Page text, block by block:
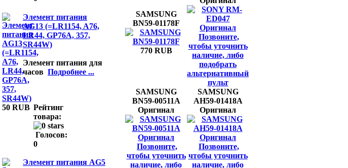
Элемент питания
AG13 (=LR1154, A76,
LR44, GP76A, 357,
SR44W)
Элемент питания для
часовПодробнее ...
50 RUB Рейтинг
товара:
Голосов:
0
Элемент питания AG5
SAMSUNG
BN59-01178F
770 RUB
Позвоните,
чтобы уточнить
наличие, либо
подобрать
альтернативный
пульт
SAMSUNG
BN59-00511A
Оригинал
Позвоните,
чтобы уточнить
наличие, либо
SAMSUNG
AH59-01418A
Оригинал
Позвоните,
чтобы уточнить
наличие, либо